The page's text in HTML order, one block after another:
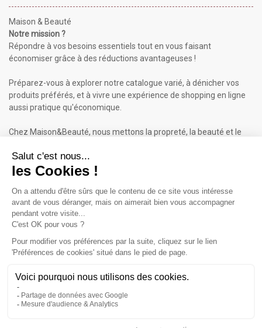
Maison & Beauté
Notre mission ?
Répondre à vos besoins essentiels tout en vous faisant
économiser grâce à des réductions avantageuses !
Préparez-vous à explorer notre catalogue varié, à dénicher vos
produits préférés, et à vivre une expérience de shopping en ligne
aussi pratique qu'économique.
Chez Maison&Beauté, nous mettons la propreté, la beauté et le
Maison & Beauté : Informations
À propos de nous
Conditions générales de vente (CGV)
Plan du site
Contactez-nous
Inscrivez-vous à notre Newsletter